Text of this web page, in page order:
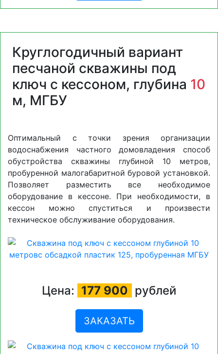
Круглогодичный вариант
песчаной скважины под
ключ с кессоном, глубина 10
м, МГБУ
Оптимальный с точки зрения организации
водоснабжения частного домовладения способ
обустройства скважины глубиной 10 метров,
пробуренной малогабаритной буровой установкой.
Позволяет разместить все необходимое
оборудование в кессоне. При необходимости, в
кессон можно спуститься и произвести
техническое обслуживание оборудования.
Цена: 177 900 рублей
ЗАКАЗАТЬ